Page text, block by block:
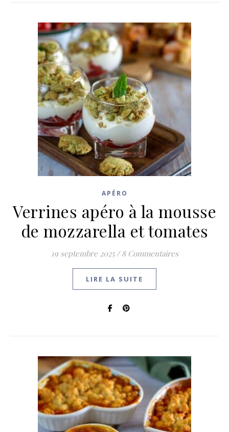
APÉRO
Verrines apéro à la mousse
de mozzarella et tomates
19 septembre 2025 / 8 Commentaires
LIRE LA SUITE